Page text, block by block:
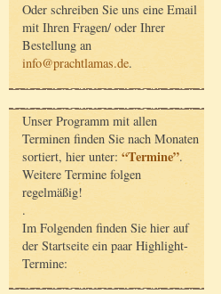
Oder schreiben Sie uns eine Email
mit Ihren Fragen/ oder Ihrer
Bestellung an
info@prachtlamas.de.
Unser Programm mit allen
Terminen finden Sie nach Monaten
sortiert, hier unter: “Termine”.
Weitere Termine folgen
regelmäßig!
.
Im Folgenden finden Sie hier auf
der Startseite ein paar Highlight-
Termine: